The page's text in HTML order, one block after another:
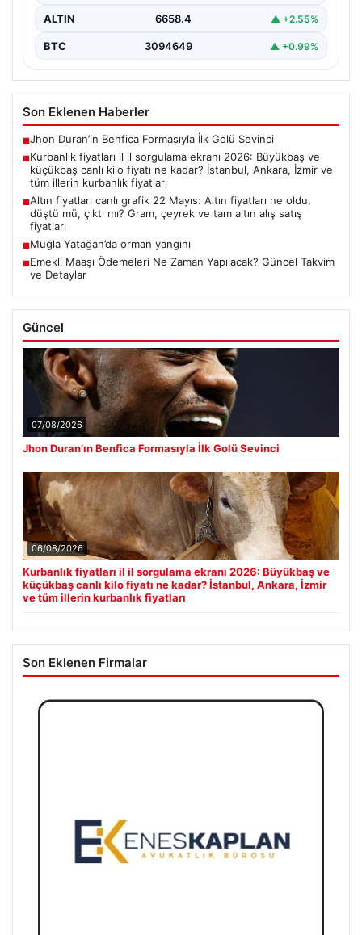
ALTIN 6658.4 ▲ +2.55%
BTC 3094649 ▲ +0.99%
Son Eklenen Haberler
■Jhon Duran’ın Benfica Formasıyla İlk Golü Sevinci
■Kurbanlık fiyatları il il sorgulama ekranı 2026: Büyükbaş ve
küçükbaş canlı kilo fiyatı ne kadar? İstanbul, Ankara, İzmir ve
tüm illerin kurbanlık fiyatları
■Altın fiyatları canlı grafik 22 Mayıs: Altın fiyatları ne oldu,
düştü mü, çıktı mı? Gram, çeyrek ve tam altın alış satış
fiyatları
■Muğla Yatağan’da orman yangını
■Emekli Maaşı Ödemeleri Ne Zaman Yapılacak? Güncel Takvim
ve Detaylar
Güncel
07/08/2026
Jhon Duran’ın Benfica Formasıyla İlk Golü Sevinci
06/08/2026
Kurbanlık fiyatları il il sorgulama ekranı 2026: Büyükbaş ve
küçükbaş canlı kilo fiyatı ne kadar? İstanbul, Ankara, İzmir
ve tüm illerin kurbanlık fiyatları
Son Eklenen Firmalar